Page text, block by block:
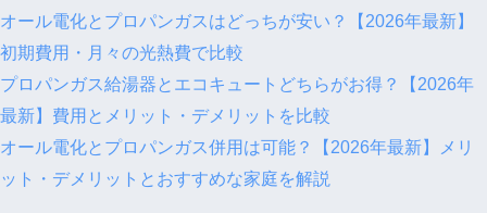
オール電化とプロパンガスはどっちが安い？【2026年最新】
初期費用・月々の光熱費で比較
プロパンガス給湯器とエコキュートどちらがお得？【2026年
最新】費用とメリット・デメリットを比較
オール電化とプロパンガス併用は可能？【2026年最新】メリ
ット・デメリットとおすすめな家庭を解説